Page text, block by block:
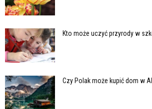
Kto może uczyć przyrody w
Czy Polak może kupić dom w